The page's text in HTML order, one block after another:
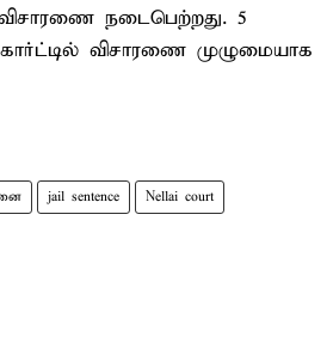
நடைபெற்றது. 5
விசாரணை முழுமையாக
jail sentence Nellai court